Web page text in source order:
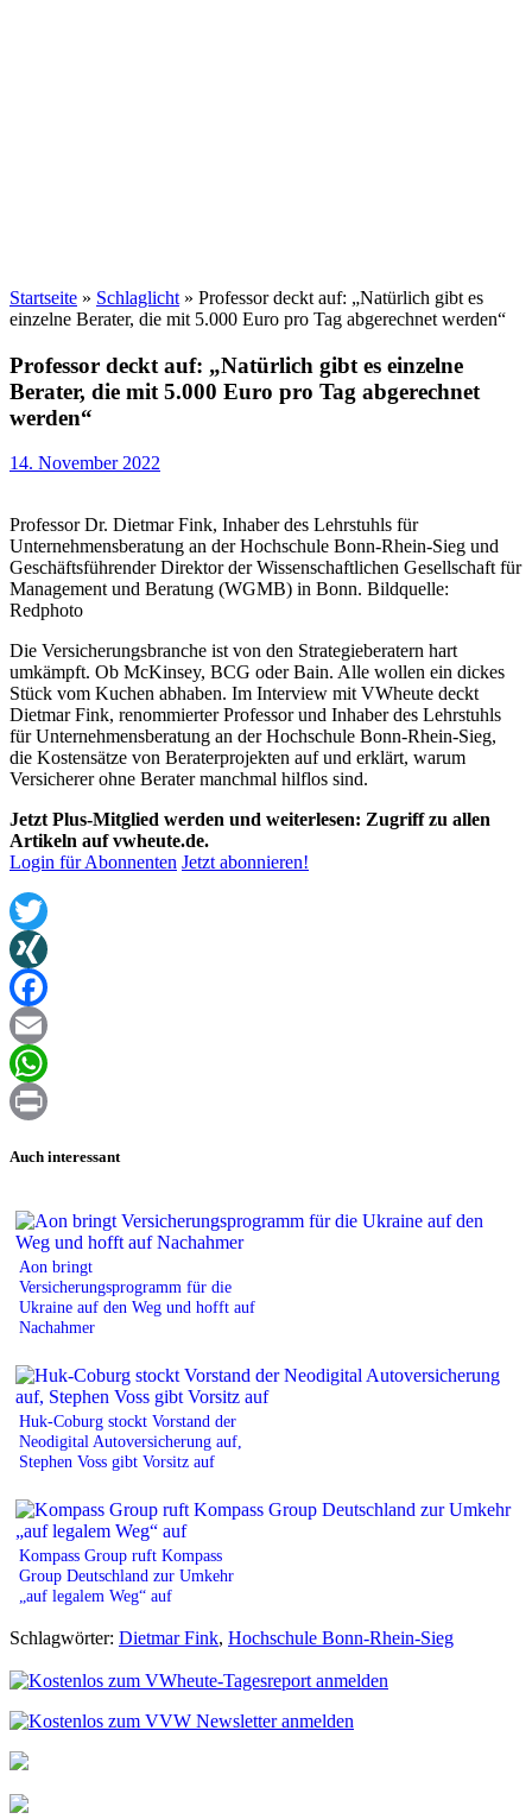
Startseite » Schlaglicht » Professor deckt auf: „Natürlich gibt es
einzelne Berater, die mit 5.000 Euro pro Tag abgerechnet werden“
Professor deckt auf: „Natürlich gibt es einzelne
Berater, die mit 5.000 Euro pro Tag abgerechnet
werden“
14. November 2022
Professor Dr. Dietmar Fink, Inhaber des Lehrstuhls für
Unternehmensberatung an der Hochschule Bonn-Rhein-Sieg und
Geschäftsführender Direktor der Wissenschaftlichen Gesellschaft für
Management und Beratung (WGMB) in Bonn. Bildquelle:
Redphoto
Die Versicherungsbranche ist von den Strategieberatern hart
umkämpft. Ob McKinsey, BCG oder Bain. Alle wollen ein dickes
Stück vom Kuchen abhaben. Im Interview mit VWheute deckt
Dietmar Fink, renommierter Professor und Inhaber des Lehrstuhls
für Unternehmensberatung an der Hochschule Bonn-Rhein-Sieg,
die Kostensätze von Beraterprojekten auf und erklärt, warum
Versicherer ohne Berater manchmal hilflos sind.
Jetzt Plus-Mitglied werden und weiterlesen: Zugriff zu allen
Artikeln auf vwheute.de.
Login für Abonnenten Jetzt abonnieren!
Twitter
XING
Facebook
Email
WhatsApp
Auch interessant
Aon bringt
Versicherungsprogramm für die
Ukraine auf den Weg und hofft auf
Nachahmer
Huk-Coburg stockt Vorstand der
Neodigital Autoversicherung auf,
Stephen Voss gibt Vorsitz auf
Kompass Group ruft Kompass
Group Deutschland zur Umkehr
„auf legalem Weg“ auf
Schlagwörter: Dietmar Fink, Hochschule Bonn-Rhein-Sieg